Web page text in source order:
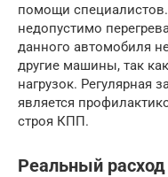
помощи
недопустимо
данного автомобиля
другие машины, так
нагрузок. Регулярная
является
строя КПП.
Реальный расход